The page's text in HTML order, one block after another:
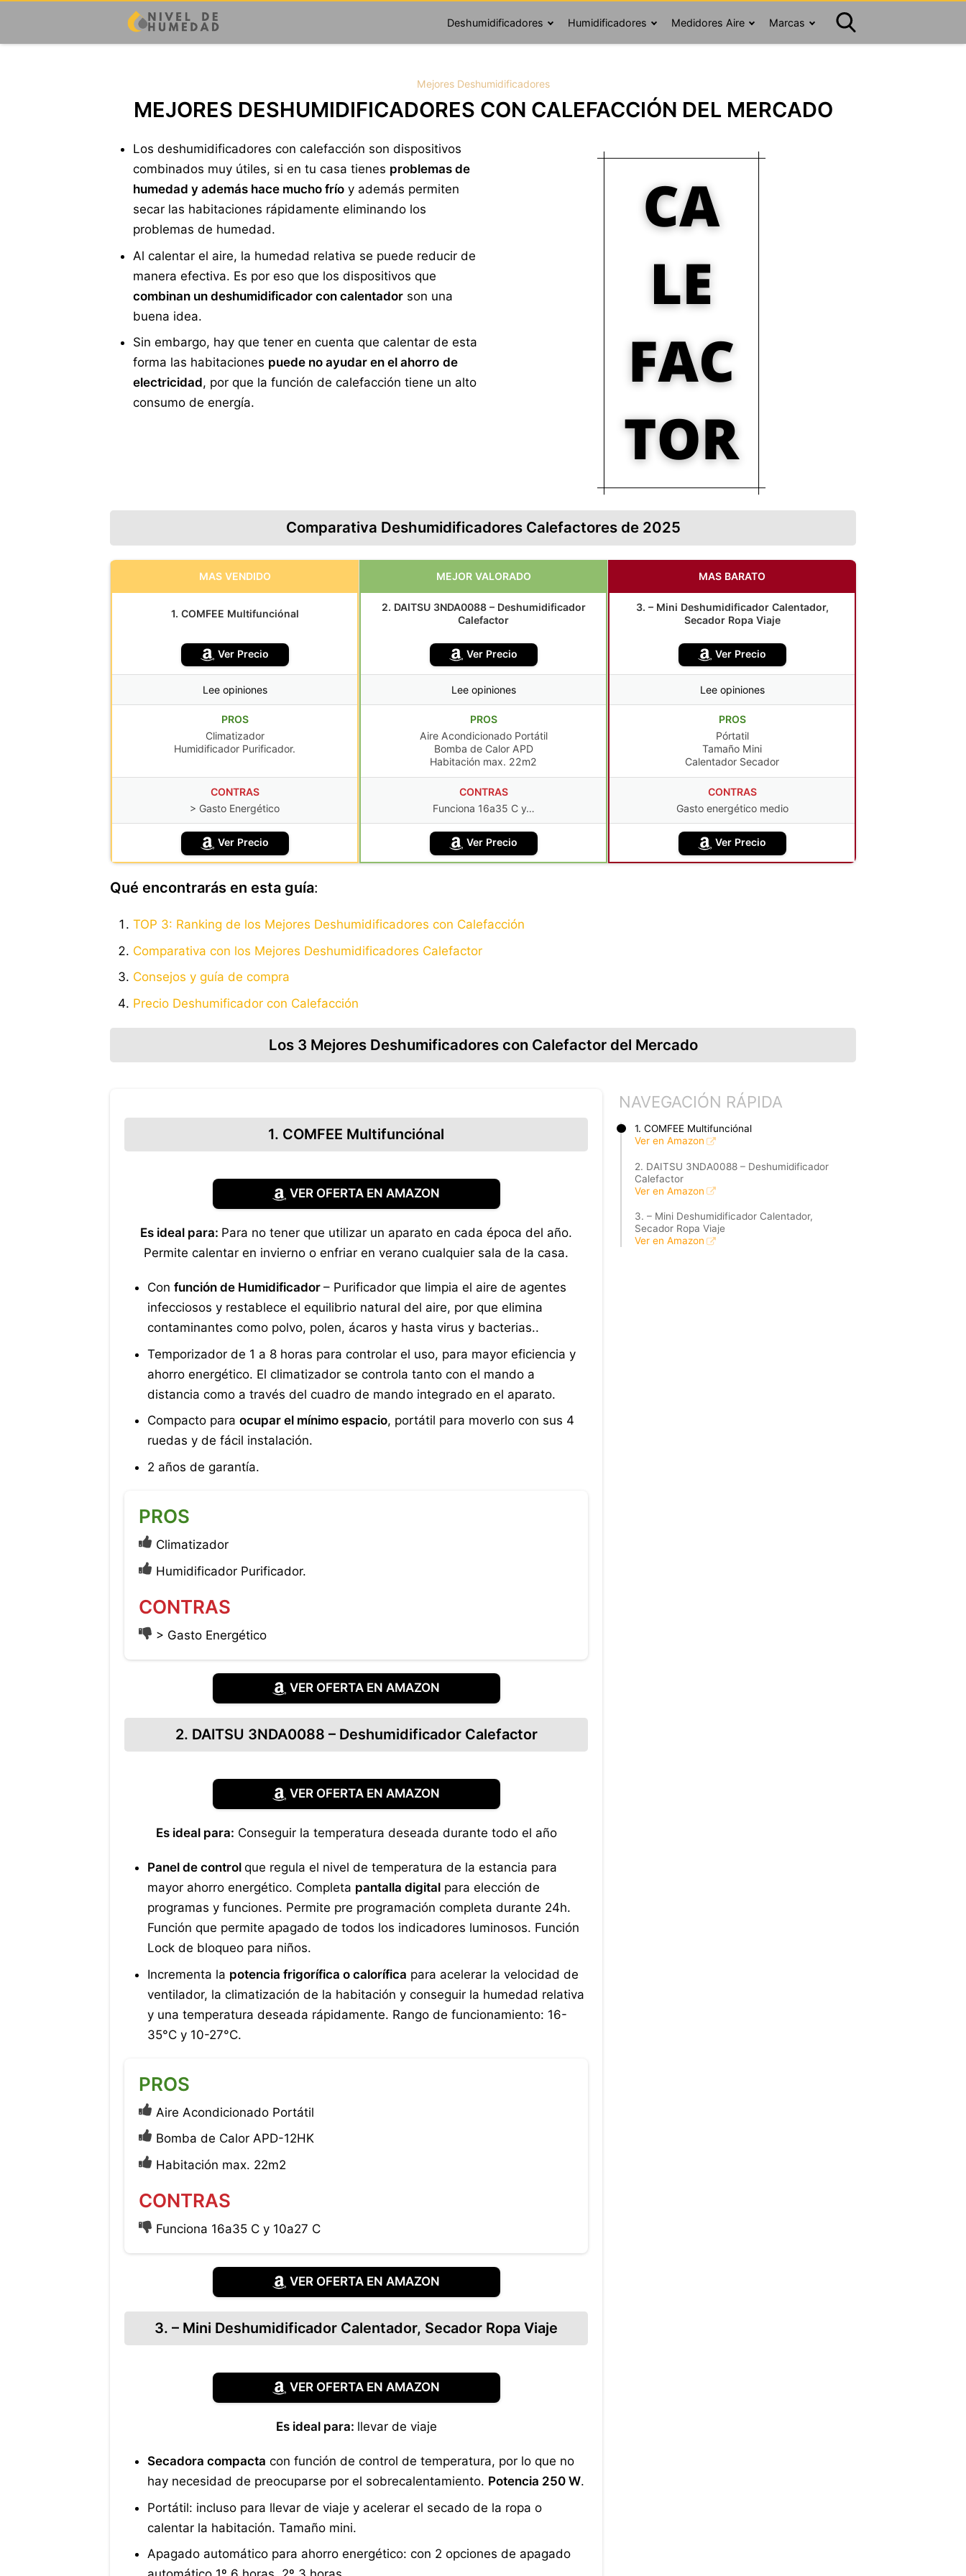
Deshumidificadores Humidificadores Medidores Aire Marcas
Mejores Deshumidificadores
MEJORES DESHUMIDIFICADORES CON CALEFACCIÓN DEL MERCADO
Los deshumidificadores con calefacción son dispositivos
combinados muy útiles, si en tu casa tienes problemas de
humedad y además hace mucho frío y además permiten
secar las habitaciones rápidamente eliminando los
problemas de humedad.
Al calentar el aire, la humedad relativa se puede reducir de
manera efectiva. Es por eso que los dispositivos que
combinan un deshumidificador con calentador son una
buena idea.
Sin embargo, hay que tener en cuenta que calentar de esta
forma las habitaciones puede no ayudar en el ahorro de
electricidad, por que la función de calefacción tiene un alto
consumo de energía.
Comparativa Deshumidificadores Calefactores de 2025
MAS VENDIDO
1. COMFEE Multifunciónal
Ver Precio
Lee opiniones
PROS
Climatizador
Humidificador Purificador.
CONTRAS
> Gasto Energético
Ver Precio
MEJOR VALORADO
2. DAITSU 3NDA0088 – Deshumidificador
Calefactor
Ver Precio
Lee opiniones
PROS
Aire Acondicionado Portátil
Bomba de Calor APD
Habitación max. 22m2
CONTRAS
Funciona 16a35 C y…
Ver Precio
MAS BARATO
3. – Mini Deshumidificador Calentador,
Secador Ropa Viaje
Ver Precio
Lee opiniones
PROS
Pórtatil
Tamaño Mini
Calentador Secador
CONTRAS
Gasto energético medio
Ver Precio
Qué encontrarás en esta guía:
TOP 3: Ranking de los Mejores Deshumidificadores con Calefacción
Comparativa con los Mejores Deshumidificadores Calefactor
Consejos y guía de compra
Precio Deshumificador con Calefacción
Los 3 Mejores Deshumificadores con Calefactor del Mercado
NAVEGACIÓN RÁPIDA
1. COMFEE Multifunciónal
Ver en Amazon
2. DAITSU 3NDA0088 – Deshumidificador
Calefactor
Ver en Amazon
3. – Mini Deshumidificador Calentador,
Secador Ropa Viaje
Ver en Amazon
1. COMFEE Multifunciónal
VER OFERTA EN AMAZON
Es ideal para: Para no tener que utilizar un aparato en cada época del año.
Permite calentar en invierno o enfriar en verano cualquier sala de la casa.
Con función de Humidificador – Purificador que limpia el aire de agentes
infecciosos y restablece el equilibrio natural del aire, por que elimina
contaminantes como polvo, polen, ácaros y hasta virus y bacterias..
Temporizador de 1 a 8 horas para controlar el uso, para mayor eficiencia y
ahorro energético. El climatizador se controla tanto con el mando a
distancia como a través del cuadro de mando integrado en el aparato.
Compacto para ocupar el mínimo espacio, portátil para moverlo con sus 4
ruedas y de fácil instalación.
2 años de garantía.
PROS
Climatizador
Humidificador Purificador.
CONTRAS
> Gasto Energético
VER OFERTA EN AMAZON
2. DAITSU 3NDA0088 – Deshumidificador Calefactor
VER OFERTA EN AMAZON
Es ideal para: Conseguir la temperatura deseada durante todo el año
Panel de control que regula el nivel de temperatura de la estancia para
mayor ahorro energético. Completa pantalla digital para elección de
programas y funciones. Permite pre programación completa durante 24h.
Función que permite apagado de todos los indicadores luminosos. Función
Lock de bloqueo para niños.
Incrementa la potencia frigorífica o calorífica para acelerar la velocidad de
ventilador, la climatización de la habitación y conseguir la humedad relativa
y una temperatura deseada rápidamente. Rango de funcionamiento: 16-
35°C y 10-27°C.
PROS
Aire Acondicionado Portátil
Bomba de Calor APD-12HK
Habitación max. 22m2
CONTRAS
Funciona 16a35 C y 10a27 C
VER OFERTA EN AMAZON
3. – Mini Deshumidificador Calentador, Secador Ropa Viaje
VER OFERTA EN AMAZON
Es ideal para: llevar de viaje
Secadora compacta con función de control de temperatura, por lo que no
hay necesidad de preocuparse por el sobrecalentamiento. Potencia 250 W.
Portátil: incluso para llevar de viaje y acelerar el secado de la ropa o
calentar la habitación. Tamaño mini.
Apagado automático para ahorro energético: con 2 opciones de apagado